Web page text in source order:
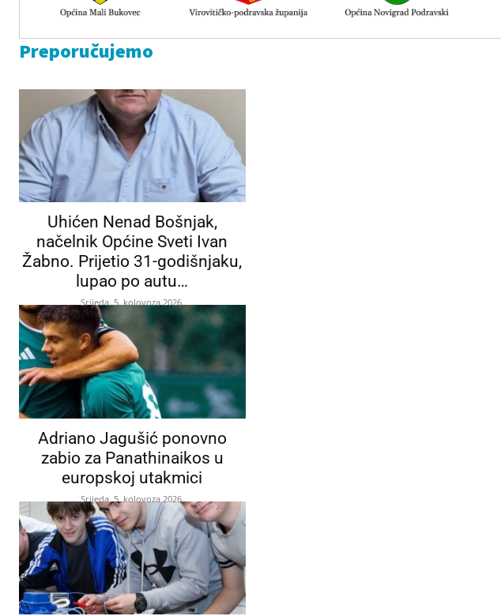
Preporučujemo
Uhićen Nenad Bošnjak,
načelnik Općine Sveti Ivan
Žabno. Prijetio 31-godišnjaku,
lupao po autu…
Srijeda, 5. kolovoza 2026.
Adriano Jagušić ponovno
zabio za Panathinaikos u
europskoj utakmici
Srijeda, 5. kolovoza 2026.